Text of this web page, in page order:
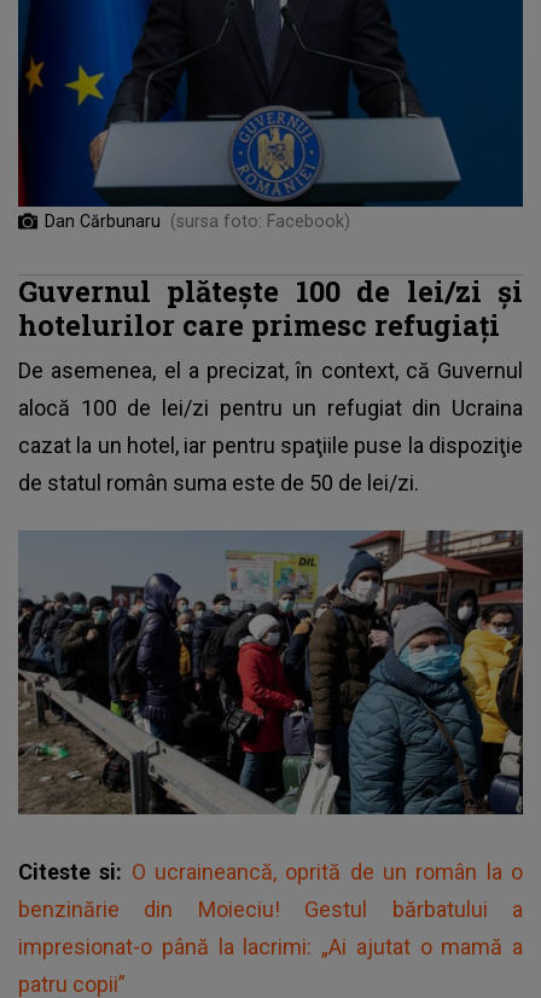
Dan Cărbunaru (sursa foto: Facebook)
Guvernul plătește 100 de lei/zi și
hotelurilor care primesc refugiați
De asemenea, el a precizat, în context, că Guvernul
alocă 100 de lei/zi pentru un refugiat din Ucraina
cazat la un hotel, iar pentru spaţiile puse la dispoziţie
de statul român suma este de 50 de lei/zi.
Citeste si: O ucraineancă, oprită de un român la o
benzinărie din Moieciu! Gestul bărbatului a
impresionat-o până la lacrimi: „Ai ajutat o mamă a
patru copii”